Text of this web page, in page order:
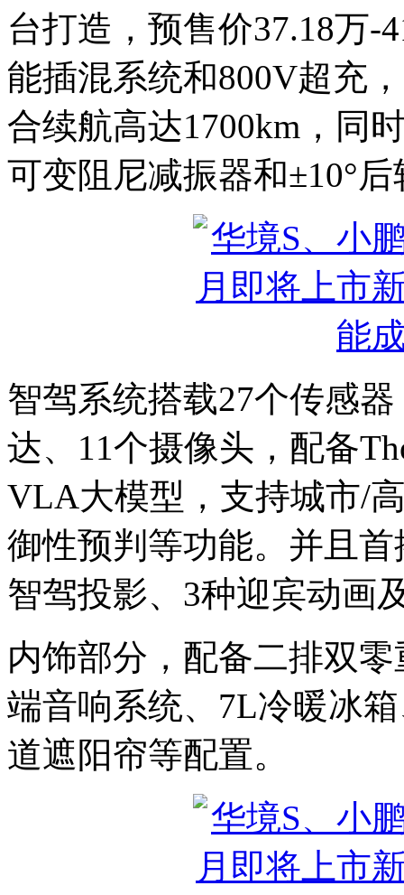
台打造，预售价37.18万-
能插混系统和800V超充
合续航高达1700km，同
可变阻尼减振器和±10°
智驾系统‌搭载‌27个传感
达、11个摄像头，配备‌
VLA大模型‌，支持‌城市/
御性预判等功能。并且
智驾投影、3种迎宾动画
内饰部分，配备二排双
端音响系统、7L冷暖冰
道遮阳帘‌等配置。